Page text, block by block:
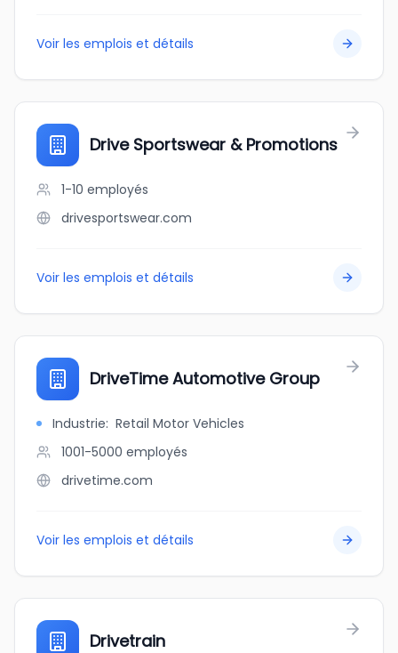
Voir les emplois et détails
Drive Sportswear & Promotions
1-10 employés
drivesportswear.com
Voir les emplois et détails
DriveTime Automotive Group
Industrie: Retail Motor Vehicles
1001-5000 employés
drivetime.com
Voir les emplois et détails
Drivetrain